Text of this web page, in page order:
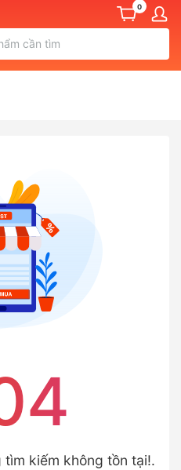
0
kiếm không tồn tại!.